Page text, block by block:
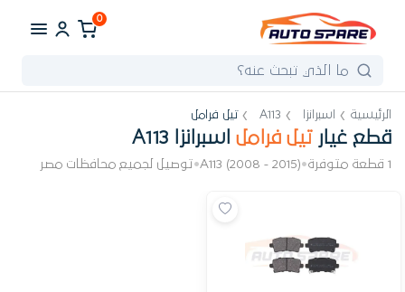
0
الرئيسية اسبرانزا A113 تيل فرامل
قطع غيار تيل فرامل اسبرانزا A113
1 قطعة متوفرة •
A113 (2008 - 2015)
•توصيل لجميع محافظات مصر